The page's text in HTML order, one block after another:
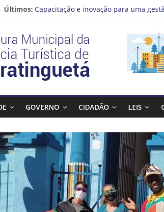
Últimos: Capacitação e inovação para uma
Prefeitura de Guaratinguetá divulga
Guaratinguetá realizará ação de
GOVERNO CIDADÃO LEIS